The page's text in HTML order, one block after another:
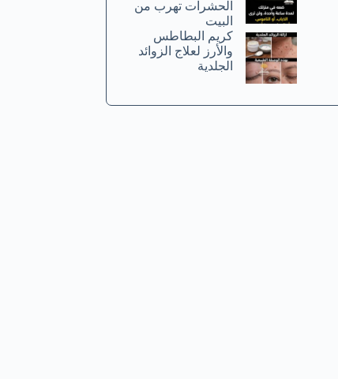
الحشرات تهرب من
البيت
كريم البطاطس
والأرز لعلاج الزوائد
الجلدية